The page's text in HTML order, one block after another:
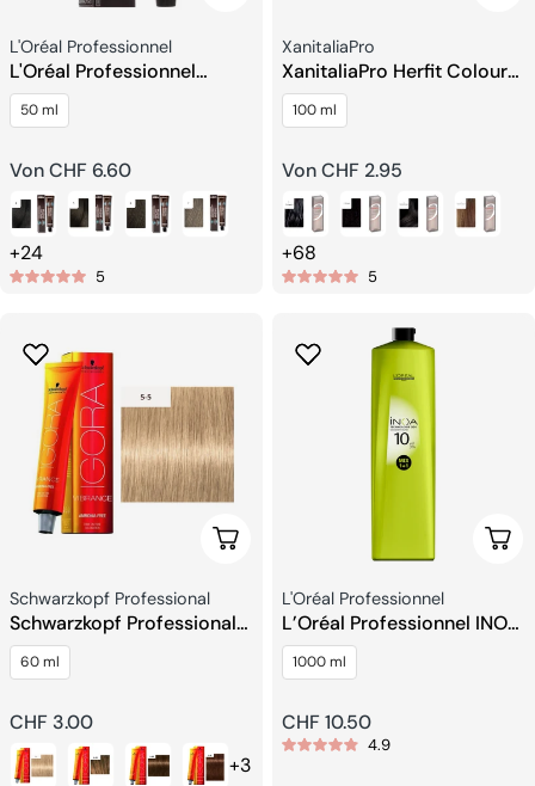
Verkäufer:
L'Oréal Professionnel
L'Oréal Professionnel
Majirel Cool Cover
Haarfarbe
50 ml
Regulärer
Preis
Von CHF 6.60
+24
5
Verkäufer:
XanitaliaPro
XanitaliaPro Herfit Colour
Hair Coloring Cream
100 ml
Regulärer
Preis
Von CHF 2.95
+68
5
Wählen Sie Optionen
Verkäufer:
Schwarzkopf Professional
Schwarzkopf Professional
IGORA VIBRANCE
Ammonia-Free
60 ml
Regulärer
Preis
CHF 3.00
+3
Verkäufer:
L'Oréal Professionnel
L’Oréal Professionnel INOA
Rich Oxydant Entwickler
1000 ml
Regulärer
Preis
CHF 10.50
4.9